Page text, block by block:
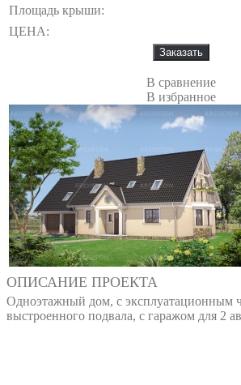
Площадь крыши:
ЦЕНА:
В сравнение
В избранное
ОПИСАНИЕ ПРОЕКТА
Одноэтажный дом, с эксплуатационным
выстроенного подвала, с гаражом для 2